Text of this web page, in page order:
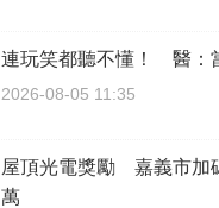
連玩笑都聽不懂！ 醫：
2026-08-05 11:35
屋頂光電獎勵 嘉義市加
萬